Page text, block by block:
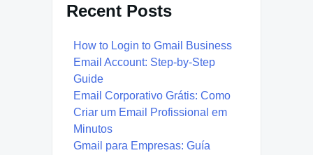
Recent Posts
How to Login to Gmail Business
Email Account: Step-by-Step
Guide
Email Corporativo Grátis: Como
Criar um Email Profissional em
Minutos
Gmail para Empresas: Guía